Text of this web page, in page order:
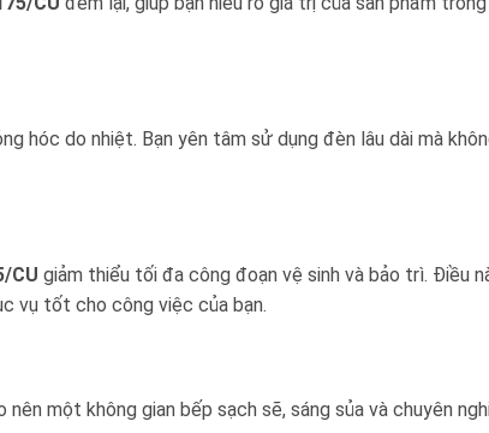
hóc do nhiệt. Bạn yên tâm sử dụng đèn lâu dài mà
CU giảm thiểu tối đa công đoạn vệ sinh và bảo trì. Điều
vụ tốt cho công việc của bạn.
nên một không gian bếp sạch sẽ, sáng sủa và chuyên